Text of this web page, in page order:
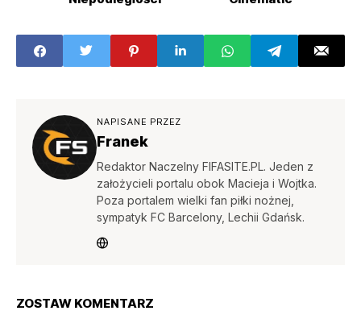
NAPISANE PRZEZ
Franek
Redaktor Naczelny FIFASITE.PL. Jeden z
założycieli portalu obok Macieja i Wojtka.
Poza portalem wielki fan piłki nożnej,
sympatyk FC Barcelony, Lechii Gdańsk.
ZOSTAW KOMENTARZ